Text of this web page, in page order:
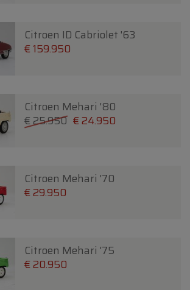
Citroen ID Cabriolet '63
€ 159.950
Citroen Mehari '80
€ 25.950 € 24.950
Citroen Mehari '70
€ 29.950
Citroen Mehari '75
€ 20.950